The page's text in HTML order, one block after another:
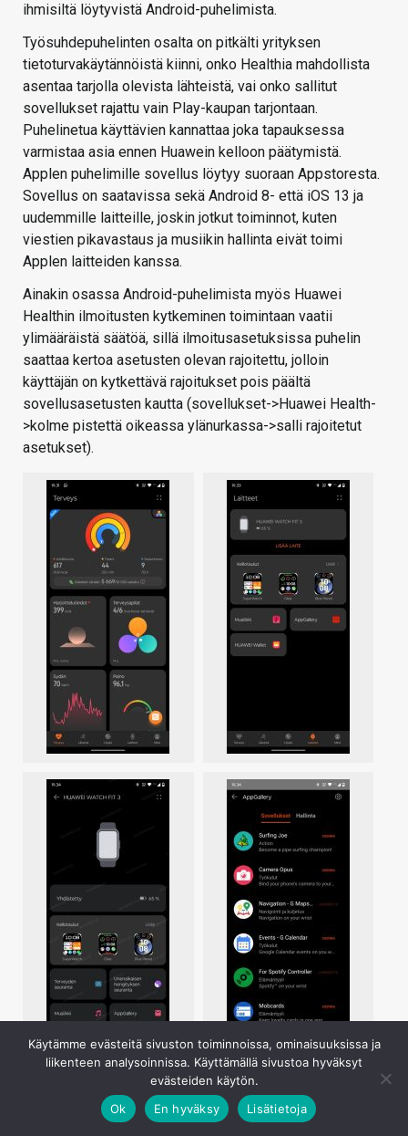
ihmisiltä löytyvistä Android-puhelimista.
Työsuhdepuhelinten osalta on pitkälti yrityksen
tietoturvakäytännöistä kiinni, onko Healthia mahdollista
asentaa tarjolla olevista lähteistä, vai onko sallitut
sovellukset rajattu vain Play-kaupan tarjontaan.
Puhelinetua käyttävien kannattaa joka tapauksessa
varmistaa asia ennen Huawein kelloon päätymistä.
Applen puhelimille sovellus löytyy suoraan Appstoresta.
Sovellus on saatavissa sekä Android 8- että iOS 13 ja
uudemmille laitteille, joskin jotkut toiminnot, kuten
viestien pikavastaus ja musiikin hallinta eivät toimi
Applen laitteiden kanssa.
Ainakin osassa Android-puhelimista myös Huawei
Healthin ilmoitusten kytkeminen toimintaan vaatii
ylimääräistä säätöä, sillä ilmoitusasetuksissa puhelin
saattaa kertoa asetusten olevan rajoitettu, jolloin
käyttäjän on kytkettävä rajoitukset pois päältä
sovellusasetusten kautta (sovellukset->Huawei Health-
>kolme pistettä oikeassa ylänurkassa->salli rajoitetut
asetukset).
Käytämme evästeitä sivuston toiminnoissa, ominaisuuksissa ja
liikenteen analysoinnissa. Käyttämällä sivustoa hyväksyt
evästeiden käytön.
Ok
En hyväksy Lisätietoja